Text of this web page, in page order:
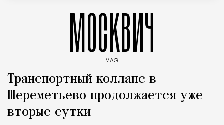
МОСКВИЧ
MAG
Транспортный коллапс в
Шереметьево продолжается уже
вторые сутки